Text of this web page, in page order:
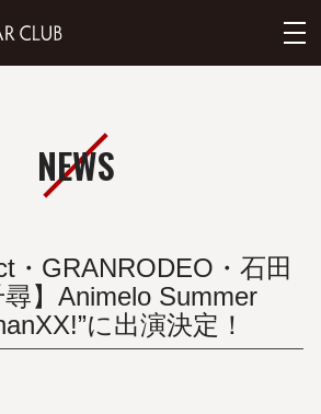
NEWS
・GRANRODEO・石田
】Animelo Summer
に出演決定！